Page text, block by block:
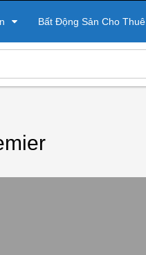
Bất Động Sản Cho Thuê